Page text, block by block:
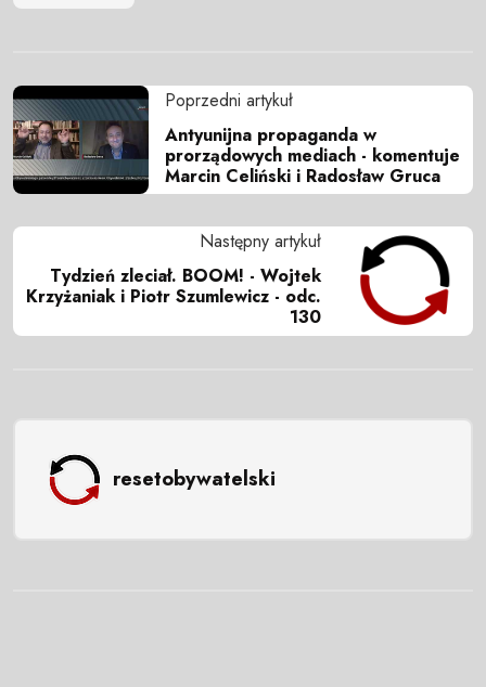
Poprzedni artykuł
Antyunijna propaganda w
prorządowych mediach - komentuje
Marcin Celiński i Radosław Gruca
Następny artykuł
Tydzień zleciał. BOOM! - Wojtek
Krzyżaniak i Piotr Szumlewicz - odc.
130
resetobywatelski